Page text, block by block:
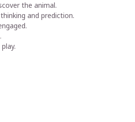
the animal.
and prediction.